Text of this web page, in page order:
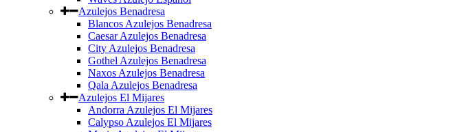
Azulejos Benadresa
Blancos Azulejos Benadresa
Caesar Azulejos Benadresa
City Azulejos Benadresa
Gothel Azulejos Benadresa
Naxos Azulejos Benadresa
Qala Azulejos Benadresa
Azulejos El Mijares
Andorra Azulejos El Mijares
Calypso Azulejos El Mijares